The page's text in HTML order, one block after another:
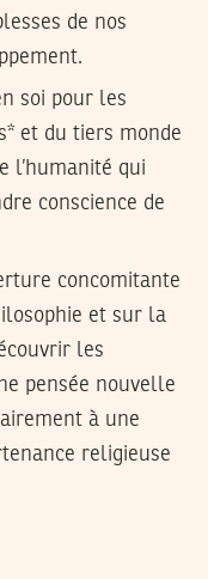
de nos
soi pour les
et du tiers monde
l’humanité qui
conscience de
concomitante
et sur la
les
pensée nouvelle
à une
religieuse